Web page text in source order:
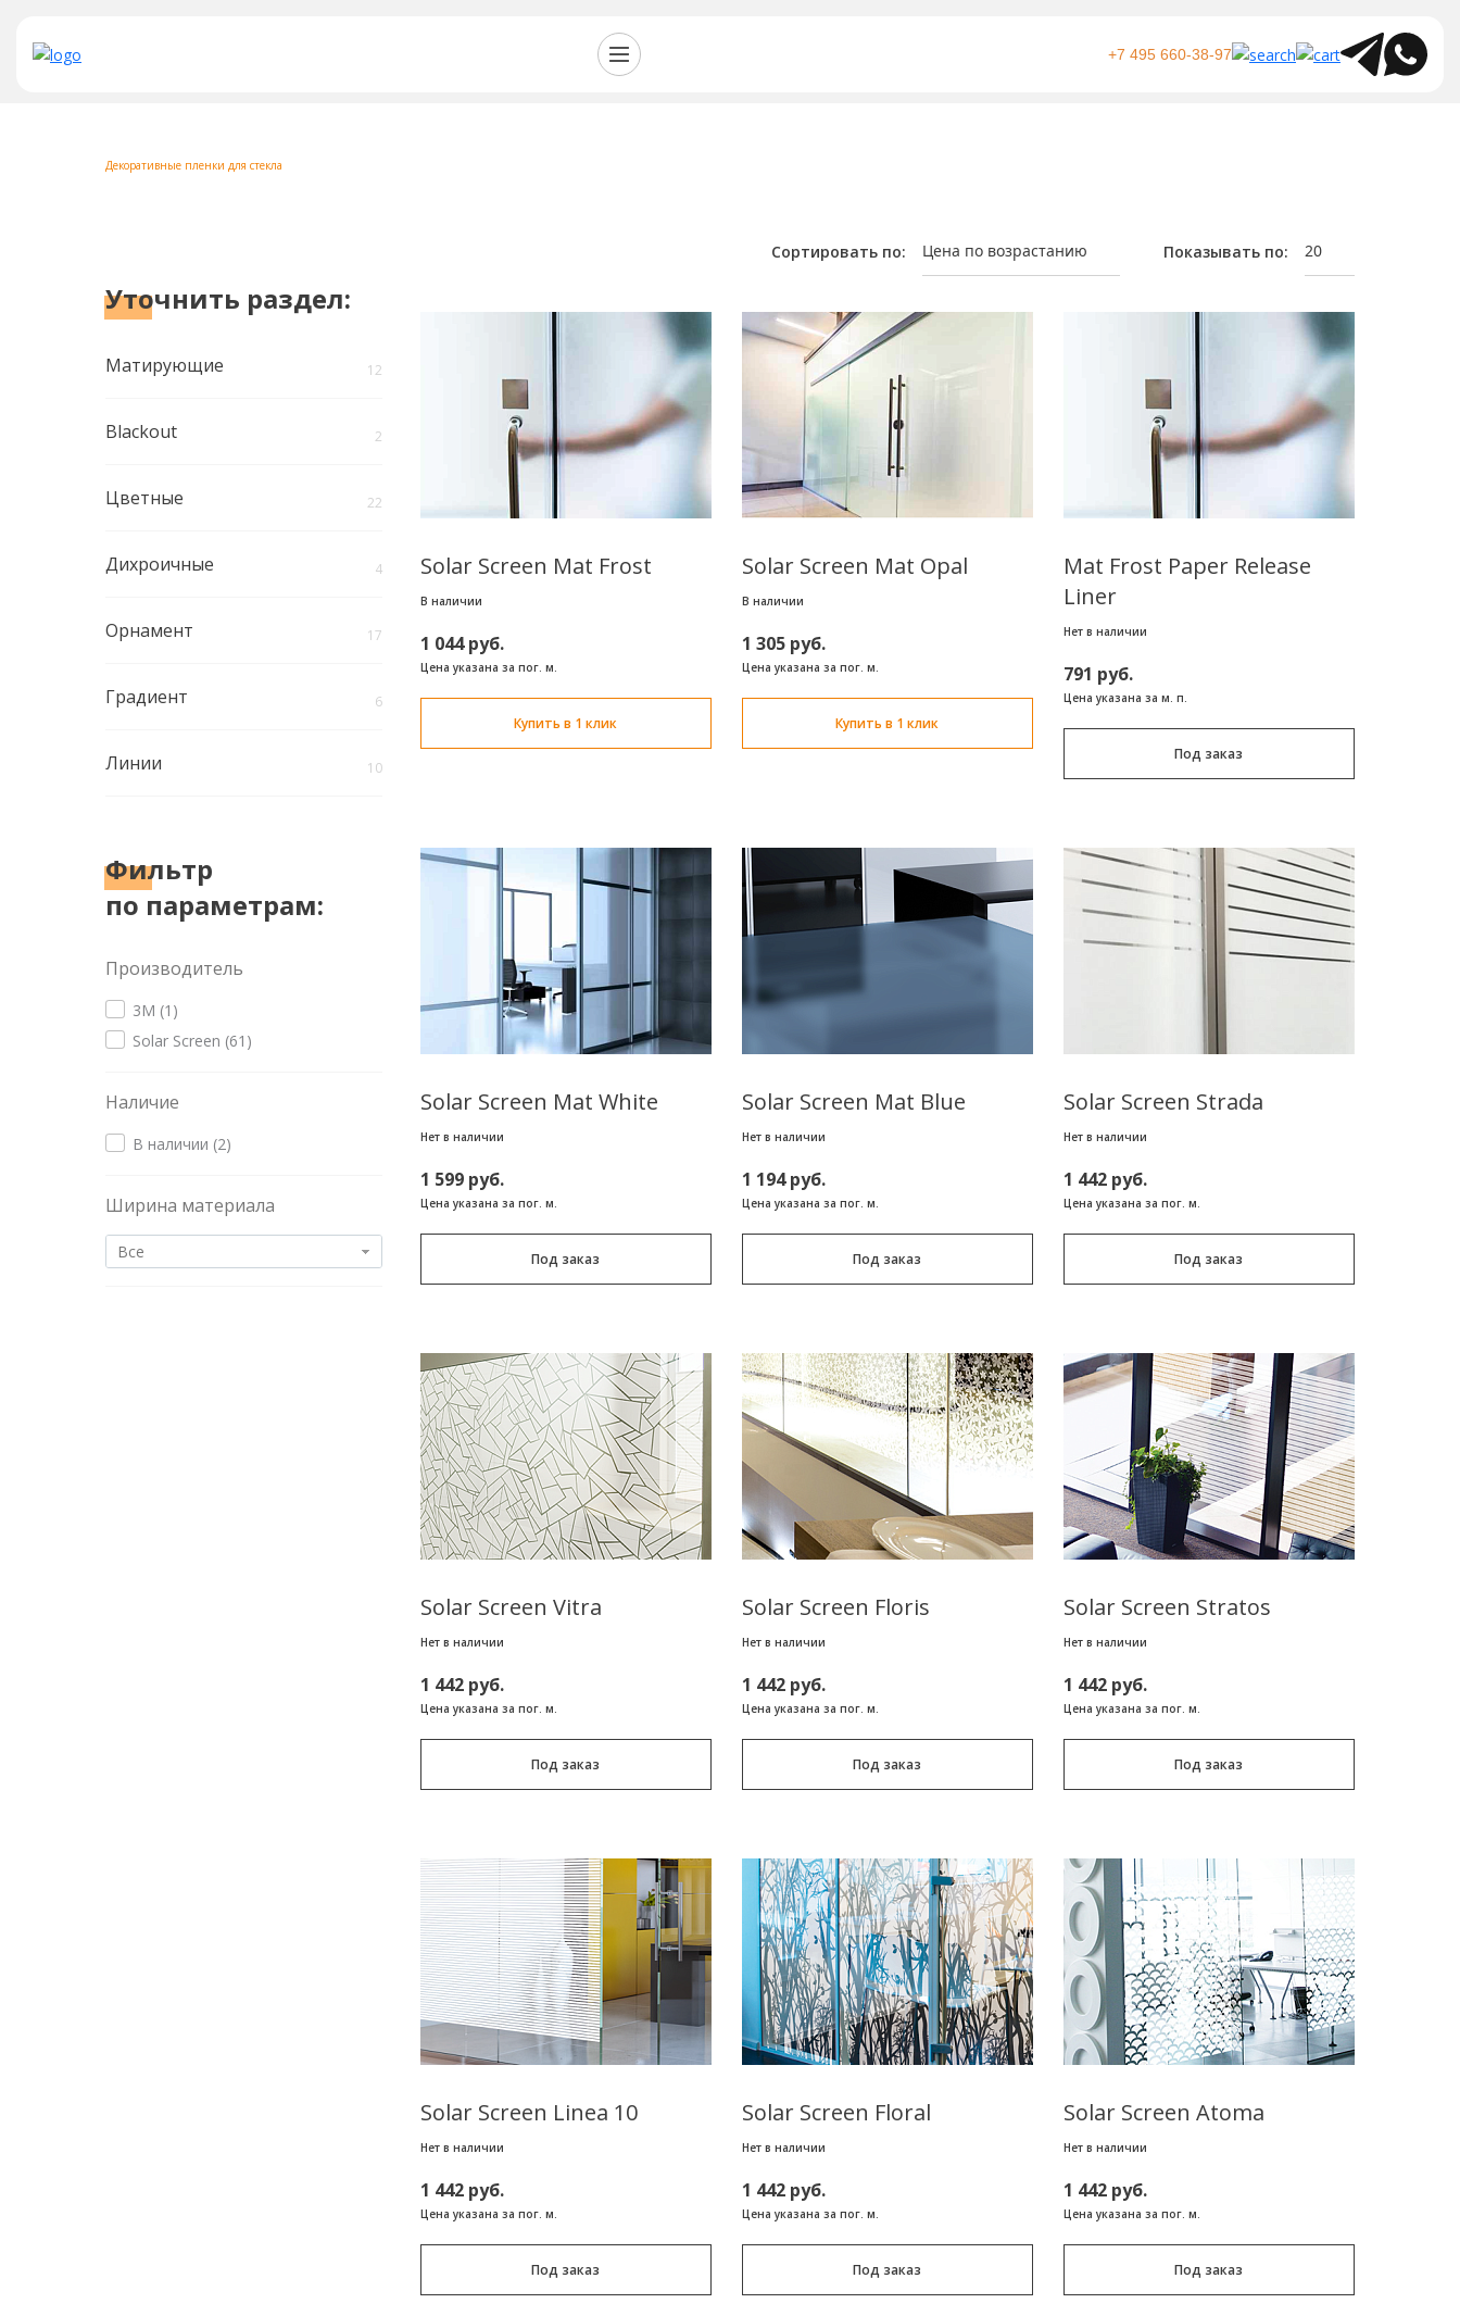
+7 495 660-38-97
Декоративные пленки для стекла
Уточнить раздел:
Матирующие 12
Blackout 2
Цветные 22
Дихроичные 4
Орнамент 17
Градиент 6
Линии 10
Фильтр
по параметрам:
Производитель
3M (1 )
Solar Screen (61 )
Наличие
В наличии (2)
Ширина материала
Все
Сортировать по: Цена по возрастанию Показывать по: 20
Solar Screen Mat Frost
В наличии
1 044 руб.
Цена указана за пог. м.
Купить в 1 клик
Solar Screen Mat Opal
В наличии
1 305 руб.
Цена указана за пог. м.
Купить в 1 клик
Mat Frost Paper Release
Liner
Нет в наличии
791 руб.
Цена указана за м. п.
Под заказ
Solar Screen Mat White
Нет в наличии
1 599 руб.
Цена указана за пог. м.
Под заказ
Solar Screen Mat Blue
Нет в наличии
1 194 руб.
Цена указана за пог. м.
Под заказ
Solar Screen Strada
Нет в наличии
1 442 руб.
Цена указана за пог. м.
Под заказ
Solar Screen Vitra
Нет в наличии
1 442 руб.
Цена указана за пог. м.
Под заказ
Solar Screen Floris
Нет в наличии
1 442 руб.
Цена указана за пог. м.
Под заказ
Solar Screen Stratos
Нет в наличии
1 442 руб.
Цена указана за пог. м.
Под заказ
Solar Screen Linea 10
Нет в наличии
1 442 руб.
Цена указана за пог. м.
Под заказ
Solar Screen Floral
Нет в наличии
1 442 руб.
Цена указана за пог. м.
Под заказ
Solar Screen Atoma
Нет в наличии
1 442 руб.
Цена указана за пог. м.
Под заказ